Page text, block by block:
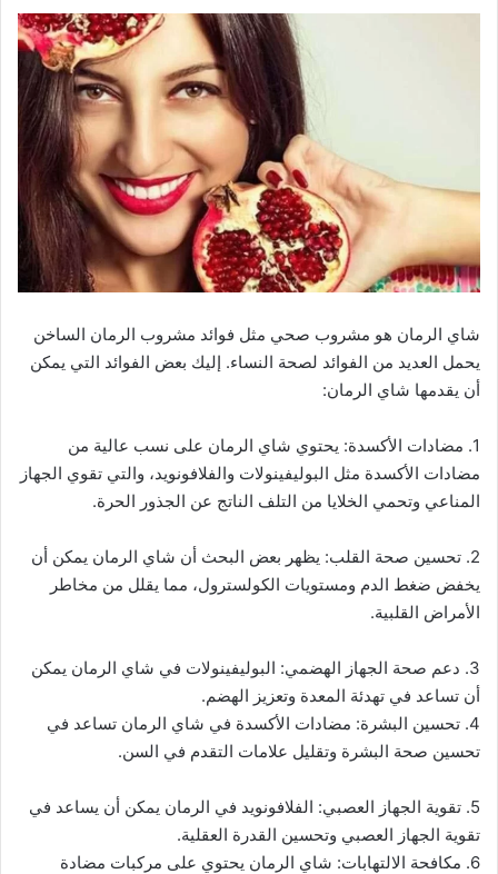
شاي الرمان هو مشروب صحي مثل فوائد مشروب الرمان الساخن
يحمل العديد من الفوائد لصحة النساء. إليك بعض الفوائد التي يمكن
أن يقدمها شاي الرمان:
1. مضادات الأكسدة: يحتوي شاي الرمان على نسب عالية من
مضادات الأكسدة مثل البوليفينولات والفلافونويد، والتي تقوي الجهاز
المناعي وتحمي الخلايا من التلف الناتج عن الجذور الحرة.
2. تحسين صحة القلب: يظهر بعض البحث أن شاي الرمان يمكن أن
يخفض ضغط الدم ومستويات الكولسترول، مما يقلل من مخاطر
الأمراض القلبية.
3. دعم صحة الجهاز الهضمي: البوليفينولات في شاي الرمان يمكن
أن تساعد في تهدئة المعدة وتعزيز الهضم.
4. تحسين البشرة: مضادات الأكسدة في شاي الرمان تساعد في
تحسين صحة البشرة وتقليل علامات التقدم في السن.
5. تقوية الجهاز العصبي: الفلافونويد في الرمان يمكن أن يساعد في
تقوية الجهاز العصبي وتحسين القدرة العقلية.
6. مكافحة الالتهابات: شاي الرمان يحتوي على مركبات مضادة